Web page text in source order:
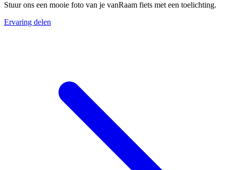
Stuur ons een mooie foto van je vanRaam fiets met een toelichting.
Ervaring delen